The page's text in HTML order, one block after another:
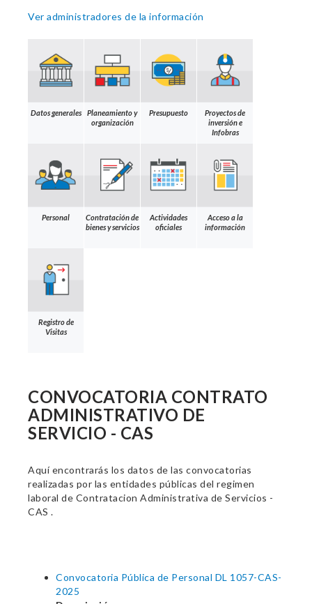
Ver administradores de la información
Datos generales
Planeamiento y
organización
Presupuesto
Proyectos de
inversión e
Infobras
Personal
Contratación de
bienes y servicios
Actividades
oficiales
Acceso a la
información
Registro de
Visitas
CONVOCATORIA CONTRATO
ADMINISTRATIVO DE
SERVICIO - CAS
Aquí encontrarás los datos de las convocatorias
realizadas por las entidades públicas del regimen
laboral de Contratacion Administrativa de Servicios -
CAS .
Convocatoria Pública de Personal DL 1057-CAS-
2025